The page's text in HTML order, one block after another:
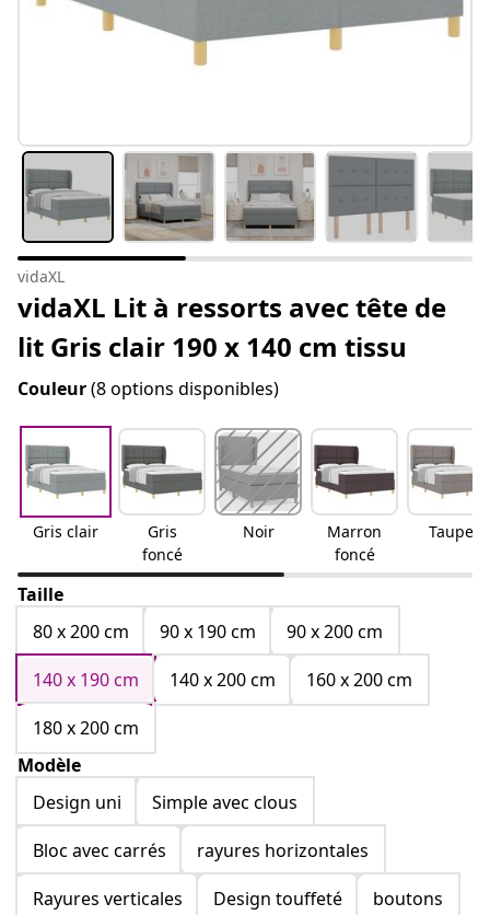
vidaXL
vidaXL Lit à ressorts avec tête de
lit Gris clair 190 x 140 cm tissu
Couleur(8 options disponibles)
Gris clair
Gris
foncé
Noir
Marron
foncé
Taupe
Taille
80 x 200 cm
90 x 190 cm
90 x 200 cm
140 x 190 cm
140 x 200 cm
160 x 200 cm
180 x 200 cm
Modèle
Design uni
Simple avec clous
Bloc avec carrés
rayures horizontales
Rayures verticales
Design touffeté
boutons